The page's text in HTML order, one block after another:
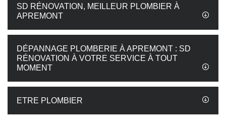
SD RÉNOVATION, MEILLEUR PLOMBIER À
APREMONT
DÉPANNAGE PLOMBERIE À APREMONT : SD
RÉNOVATION À VOTRE SERVICE À TOUT
MOMENT
ETRE PLOMBIER